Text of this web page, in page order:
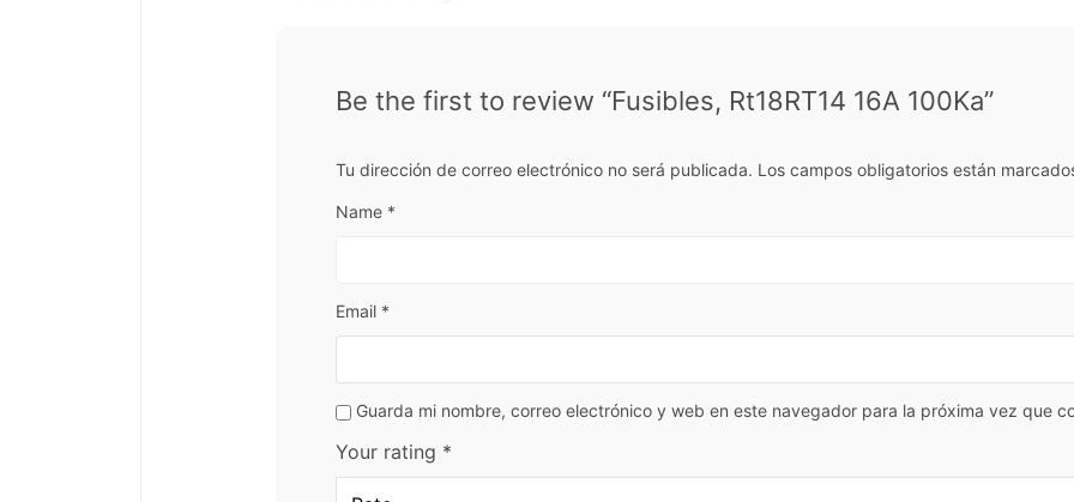
Be the first to review “Fusibles, Rt18RT14 16A 100Ka”
Tu dirección de correo electrónico no será publicada. Los campos obligatorios están
Name *
Email *
Guarda mi nombre, correo electrónico y web en este navegador para la próxima vez que
Your rating *